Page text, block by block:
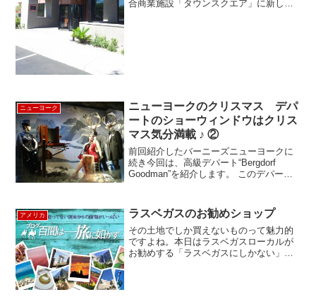
合商業施設「タウンスクエア」に新しく
ニューヨーク
ニューヨークのクリスマス デパ
ートのショーウィンドウはクリス
マス気分満載 ♪ ②
前回紹介したバーニーズニューヨークに
続き今回は、高級デパート“Bergdorf
Goodman”を紹介します。 このデパート
ァッションナイトではウインドウの中に
生身の...
アメリカ ラスベガスのお勧めショップ
その土地でしか買えないものって魅力的
ですよね。本日はラスベガスローカルが
お勧めする「ラスベガスにしかない」の